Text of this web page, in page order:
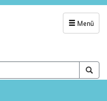
Menü
und
Suchfeld